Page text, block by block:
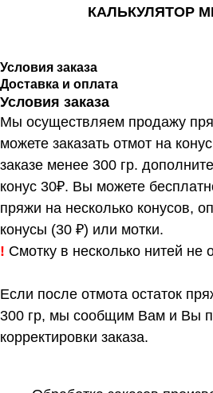
КАЛЬКУЛЯТОР
Условия заказа
Доставка и оплата
Условия заказа
Мы осуществляем продажу
можете заказать отмот на
заказе менее 300 гр.
конус 30₽. Вы можете
пряжи на несколько конусов,
конусы (30 ₽) или мотки.
! Смотку в несколько нитей не
Если после отмота остаток
300 гр, мы сообщим Вам и Вы
корректировки заказа.